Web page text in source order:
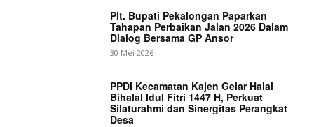
Plt. Bupati Pekalongan Paparkan
Tahapan Perbaikan Jalan 2026 Dalam
Dialog Bersama GP Ansor
30 Mei 2026
PPDI Kecamatan Kajen Gelar Halal
Bihalal Idul Fitri 1447 H, Perkuat
Silaturahmi dan Sinergitas Perangkat
Desa